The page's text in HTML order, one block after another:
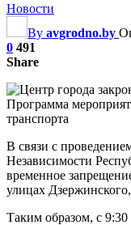
Новости
By avgrodno.by
0 491
Share
В связи с
Независимости
временное
улицах
Таким образом, с 9:30